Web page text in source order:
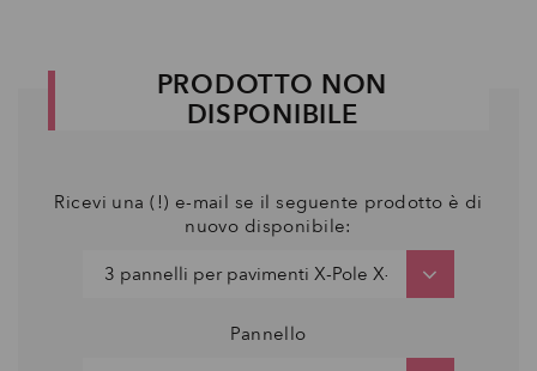
PRODOTTO NON
DISPONIBILE
Ricevi una (!) e-mail se il seguente prodotto è di
nuovo disponibile:
Pannello